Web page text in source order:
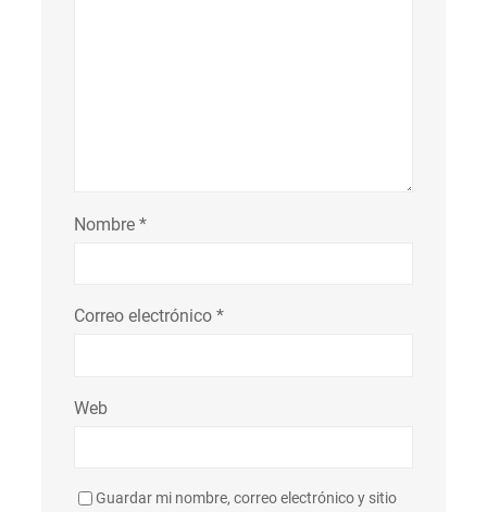
Nombre *
Correo electrónico *
Web
Guardar mi nombre, correo electrónico y sitio